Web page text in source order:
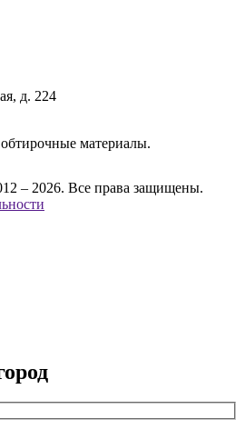
д. 224
– 2026. Все права защищены.